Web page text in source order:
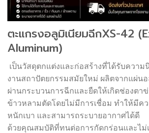
ตะแกรงอลูมิเนียมฉีกXS-42
Aluminum)
เป็นวัสดุตกแต่งและก่อสร้างที่ได้รับความ
งานสถาปัตยกรรมสมัยใหม่ ผลิตจากแผ่น
ผ่านกระบวนการฉีกและยืดให้เกิดช่องตา
ข้าวหลามตัดโดยไม่มีการเชื่อม ทำให้มีค
หนักเบา และสามารถระบายอากาศได้ดี
ด้วยคุณสมบัติที่ทนต่อการกัดกร่อนและไม่